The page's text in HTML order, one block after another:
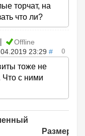
торчат, на
что ли?
Offline
23:29 # 0
тоже не
Что с ними
Размер